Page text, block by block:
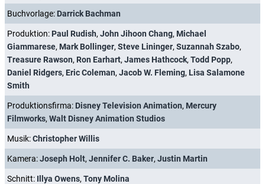
Buchvorlage: Darrick Bachman
Produktion: Paul Rudish, John Jihoon Chang, Michael
Giammarese, Mark Bollinger, Steve Lininger, Suzannah Szabo,
Treasure Rawson, Ron Earhart, James Hathcock, Todd Popp,
Daniel Ridgers, Eric Coleman, Jacob W. Fleming, Lisa Salamone
Smith
Produktionsfirma: Disney Television Animation, Mercury
Filmworks, Walt Disney Animation Studios
Musik:Christopher Willis
Kamera:Joseph Holt, Jennifer C. Baker, Justin Martin
Schnitt: Illya Owens, Tony Molina